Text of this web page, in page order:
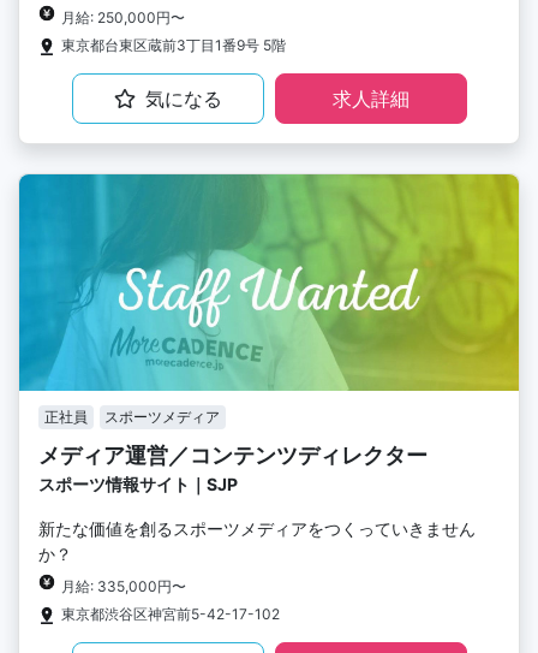
月給: 250,000円〜
東京都台東区蔵前3丁目1番9号 5階
気になる 求人詳細
正社員 スポーツメディア
メディア運営／コンテンツディレクター
スポーツ情報サイト｜SJP
新たな価値を創るスポーツメディアをつくっていきません
か？
月給: 335,000円〜
東京都渋谷区神宮前5-42-17-102